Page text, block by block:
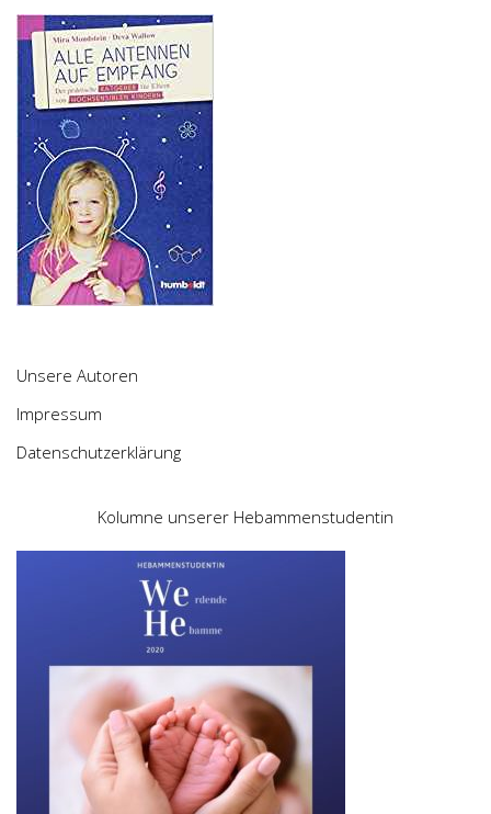
Unsere Autoren
Impressum
Datenschutzerklärung
Kolumne unserer Hebammenstudentin